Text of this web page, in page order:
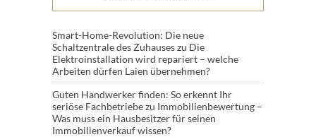
Smart-Home-Revolution: Die neue
Schaltzentrale des Zuhauseszu Die
Elektroinstallation wird repariert – welche
Arbeiten dürfen Laien übernehmen?
Guten Handwerker finden: So erkennt Ihr
seriöse Fachbetriebezu Immobilienbewertung –
Was muss ein Hausbesitzer für seinen
Immobilienverkauf wissen?